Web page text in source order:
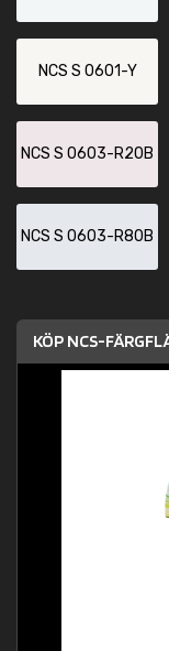
NCS S 0601-Y
NCS S 0603-R20B
NCS S 0603-R80B
KÖP NCS-